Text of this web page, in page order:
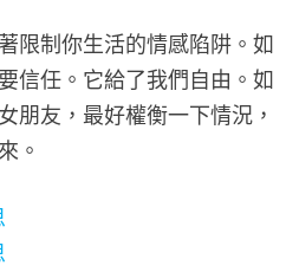
限制你生活的情感陷阱。如
信任。它給了我們自由。如
朋友，最好權衡一下情況，
。